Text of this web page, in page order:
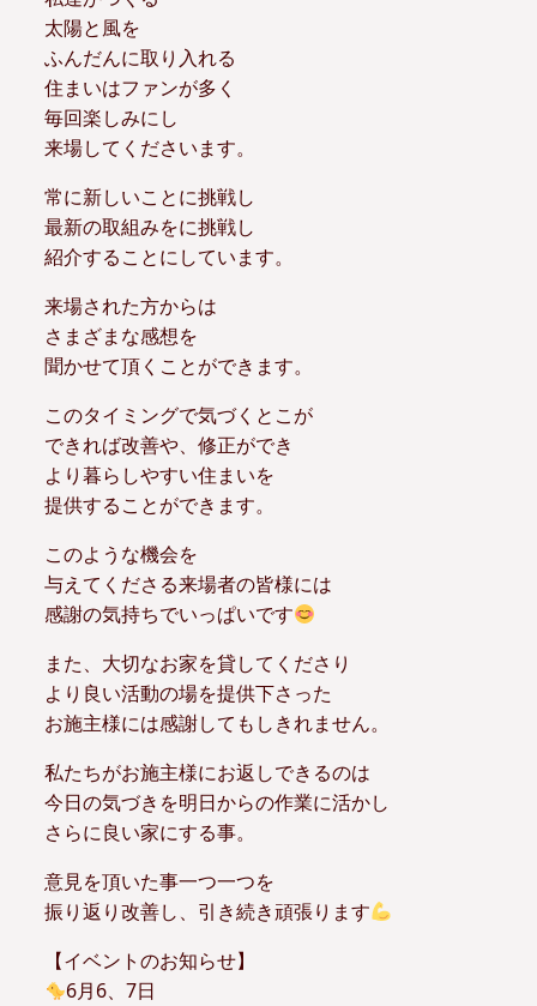
太陽と風を
ふんだんに取り入れる
住まいはファンが多く
毎回楽しみにし
来場してくださいます。
常に新しいことに挑戦し
最新の取組みをに挑戦し
紹介することにしています。
来場された方からは
さまざまな感想を
聞かせて頂くことができます。
このタイミングで気づくとこが
できれば改善や、修正ができ
より暮らしやすい住まいを
提供することができます。
このような機会を
与えてくださる来場者の皆様には
感謝の気持ちでいっぱいです
また、大切なお家を貸してくださり
より良い活動の場を提供下さった
お施主様には感謝してもしきれません。
私たちがお施主様にお返しできるのは
今日の気づきを明日からの作業に活かし
さらに良い家にする事。
意見を頂いた事一つ一つを
振り返り改善し、引き続き頑張ります
【イベントのお知らせ】
6月6、7日